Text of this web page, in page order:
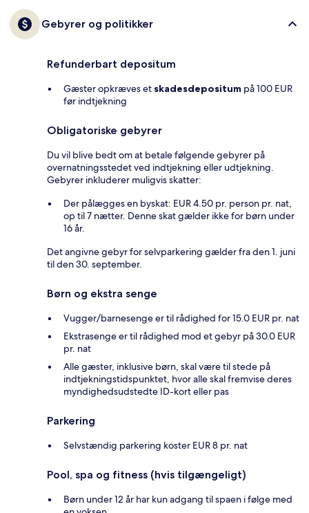
Gebyrer og politikker
Refunderbart depositum
Gæster opkræves et skadesdepositum på 100 EUR
før indtjekning
Obligatoriske gebyrer
Du vil blive bedt om at betale følgende gebyrer på
overnatningsstedet ved indtjekning eller udtjekning.
Gebyrer inkluderer muligvis skatter:
Der pålægges en byskat: EUR 4.50 pr. person pr. nat,
op til 7 nætter. Denne skat gælder ikke for børn under
16 år.
Det angivne gebyr for selvparkering gælder fra den 1. juni
til den 30. september.
Børn og ekstra senge
Vugger/barnesenge er til rådighed for 15.0 EUR pr. nat
Ekstrasenge er til rådighed mod et gebyr på 30.0 EUR
pr. nat
Alle gæster, inklusive børn, skal være til stede på
indtjekningstidspunktet, hvor alle skal fremvise deres
myndighedsudstedte ID-kort eller pas
Parkering
Selvstændig parkering koster EUR 8 pr. nat
Pool, spa og fitness (hvis tilgængeligt)
Børn under 12 år har kun adgang til spaen i følge med